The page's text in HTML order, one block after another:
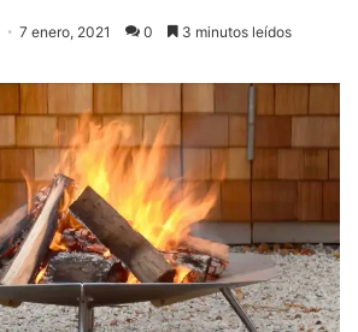
7 enero, 2021 0 3 minutos leídos